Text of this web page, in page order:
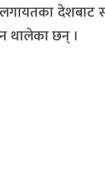
लगायतका देशबाट
थालेका छन् ।